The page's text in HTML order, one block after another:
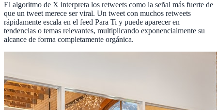
El algoritmo de X interpreta los retweets como la señal más fuerte de
que un tweet merece ser viral. Un tweet con muchos retweets
rápidamente escala en el feed Para Ti y puede aparecer en
tendencias o temas relevantes, multiplicando exponencialmente su
alcance de forma completamente orgánica.